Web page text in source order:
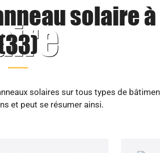
solaire à
solaires sur tous types de
et peut se résumer ainsi.